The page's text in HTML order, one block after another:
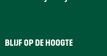
BLIJF OP DE HOOGTE